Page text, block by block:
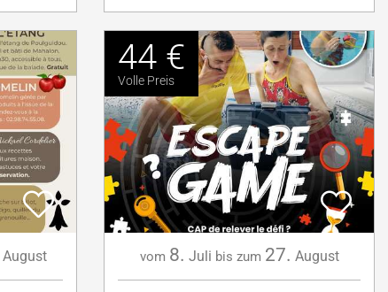
August
44 €
Volle Preis
vom 8. Juli bis zum 27. August